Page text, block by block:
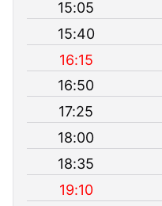
15:05
15:40
16:15
16:50
17:25
18:00
18:35
19:10